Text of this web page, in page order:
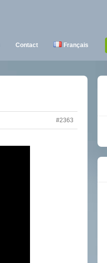
Contact Français
#2363